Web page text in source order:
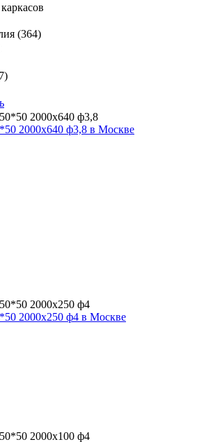
(364)
)
2000х640 ф3,8 в Москве
2000х250 ф4 в Москве